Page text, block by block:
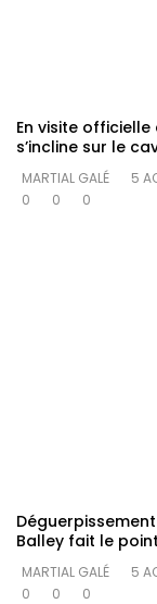
En visite
s’incline sur le
MARTIAL GALÉ
5
0
0 0
Balley fait le
MARTIAL GALÉ
5
0
0 0